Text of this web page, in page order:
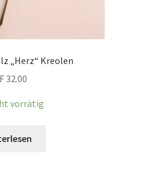
„Herz“ Kreolen
32.00
vorrätig